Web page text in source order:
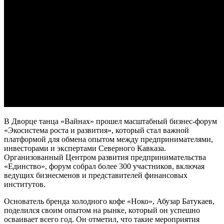
В Дворце танца «Вайнах» прошел масштабный бизнес-форум
«Экосистема роста и развития», который стал важной
платформой для обмена опытом между предпринимателями,
инвесторами и экспертами Северного Кавказа.
Организованный Центром развития предпринимательства
«Единство», форум собрал более 300 участников, включая
ведущих бизнесменов и представителей финансовых
институтов.
Основатель бренда холодного кофе «Ноко», Абузар Батукаев,
поделился своим опытом на рынке, который он успешно
осваивает всего год. Он отметил, что такие мероприятия